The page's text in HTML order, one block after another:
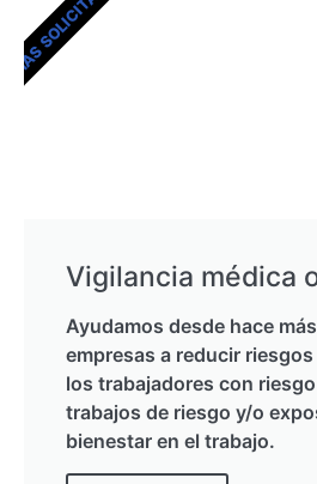
Vigilancia médica
Ayudamos desde hace
empresas a reducir
los trabajadores con
trabajos de riesgo y/o
bienestar en el trabajo.